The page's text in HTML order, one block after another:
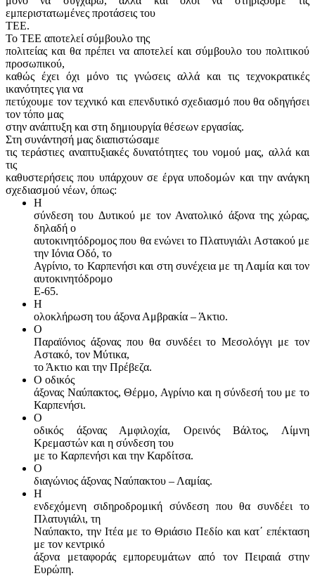
εμπεριστατωμένες προτάσεις του
ΤΕΕ.
Το ΤΕΕ αποτελεί σύμβουλο της
πολιτείας και θα πρέπει να αποτελεί και σύμβουλο του πολιτικού
προσωπικού,
καθώς έχει όχι μόνο τις γνώσεις αλλά και τις τεχνοκρατικές
ικανότητες για να
πετύχουμε τον τεχνικό και επενδυτικό σχεδιασμό που θα οδηγήσει
τον τόπο μας
στην ανάπτυξη και στη δημιουργία θέσεων εργασίας.
Στη συνάντησή μας διαπιστώσαμε
τις τεράστιες αναπτυξιακές δυνατότητες του νομού μας, αλλά και
τις
καθυστερήσεις που υπάρχουν σε έργα υποδομών και την ανάγκη
σχεδιασμού νέων, όπως:
Η
σύνδεση του Δυτικού με τον Ανατολικό άξονα της χώρας,
δηλαδή ο
αυτοκινητόδρομος που θα ενώνει το Πλατυγιάλι Αστακού με
την Ιόνια Οδό, το
Αγρίνιο, το Καρπενήσι και στη συνέχεια με τη Λαμία και τον
αυτοκινητόδρομο
Ε-65.
Η
ολοκλήρωση του άξονα Αμβρακία – Άκτιο.
Ο
Παραϊόνιος άξονας που θα συνδέει το Μεσολόγγι με τον
Αστακό, τον Μύτικα,
το Άκτιο και την Πρέβεζα.
Ο οδικός
άξονας Ναύπακτος, Θέρμο, Αγρίνιο και η σύνδεσή του με το
Καρπενήσι.
Ο
οδικός άξονας Αμφιλοχία, Ορεινός Βάλτος, Λίμνη
Κρεμαστών και η σύνδεση του
με το Καρπενήσι και την Καρδίτσα.
Ο
διαγώνιος άξονας Ναύπακτου – Λαμίας.
Η
ενδεχόμενη σιδηροδρομική σύνδεση που θα συνδέει το
Πλατυγιάλι, τη
Ναύπακτο, την Ιτέα με το Θριάσιο Πεδίο και κατ΄ επέκταση
με τον κεντρικό
άξονα μεταφοράς εμπορευμάτων από τον Πειραιά στην
Ευρώπη.